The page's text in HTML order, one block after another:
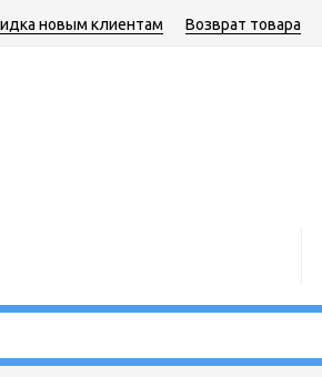
новым клиентам Возврат товара